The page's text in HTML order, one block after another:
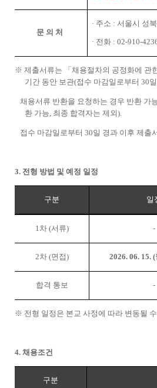
문 의 처
· 주소 : 서울시 성
· 전화 : 02-910-
※ 제출서류는 「 채용절차의 공정화에 관
기간 동안 보관(접수 마감일로부터30일
채용서류 반환을 요청하는 경우 반환 가
환 가능, 최종 합격자는 제외).
접수 마감일로부터 30일 경과 이후 제출
3. 전형 방법 및 예정 일정
구분 일
1차 (서류) -
2차 (면접) 2026. 06. 15. (
합격 통보 -
※ 전형 일정은 본교 사정에 따라 변동될
4. 채용조건
구분